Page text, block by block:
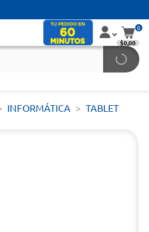
0
$0,00
INFORMÁTICA TABLET